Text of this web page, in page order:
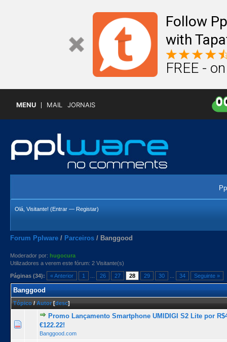
Follow
with
FREE -
MENU MAIL JORNAIS
Olá, Visitante! (Entrar — Registar)
Forum Pplware / Parceiros / Banggood
Moderador por: hugocura
Utilizadores a verem este fórum: 2 Visitante(s)
Páginas (34): « Anterior 1 26 27 28 29 30 34 Seguinte »
Banggood
Tópico/Autor [desc]
Promo Lançamento Smartphone UMIDIGI S2 Lite por
€122.22!
Banggood.com